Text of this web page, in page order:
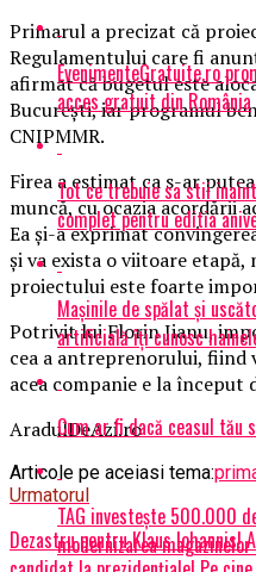
Primarul a precizat că
Regulamentului care fi
afirmat că bugetul este
Bucureşti, iar programul
CNIPMMR.
Firea a estimat ca s-ar
muncă, cu ocazia acordării
Ea şi-a exprimat
şi va exista o viitoare
proiectului este foarte
Potrivit lui Florin Jianu,
cea a antreprenorului, fiind
acea companie e la început
AradulDeAzi.ro
Articole pe aceiasi tema:
Urmatorul
Dezastru pentru Klaus
EvenimenteGratuite.ro
acces gratuit din România
Tot ce trebuie sa stii
complet pentru editia
Mașinile de spălat și
artificială îți cunosc
Cum ar fi dacă ceasul
TAG investește 500.000
modernizarea